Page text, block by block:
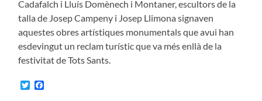
Cadafalch i Lluís Domènech i Montaner, escultors de la
talla de Josep Campeny i Josep Llimona signaven
aquestes obres artístiques monumentals que avui han
esdevingut un reclam turístic que va més enllà de la
festivitat de Tots Sants.
Twitter